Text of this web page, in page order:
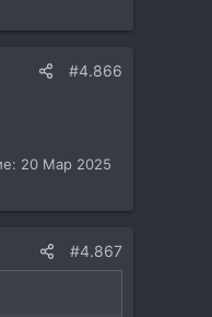
#4.866
20 Мар 2025
#4.867